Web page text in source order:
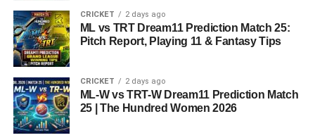
हुआ?
तलाशी के दौरान आरोपी के पास से सेना की वर्दी, बैज, कैप और वॉकी-टॉकी
बरामद किए गए हैं।
हरिद्वार में गंगा स्नान के दौरान हादसा, तेज बहाव में बहा कांवड़िया,
तलाश जारी
खटीमा रेलवे स्टेशन के पास दो शव मिलने से हड़कंप, पुलिस मामले
CRICKET 2 days ago
ML vs TRT Dream11 Prediction Match 25:
Pitch Report, Playing 11 & Fantasy Tips
CRICKET 2 days ago
ML-W vs TRT-W Dream11 Prediction Match
25 | The Hundred Women 2026